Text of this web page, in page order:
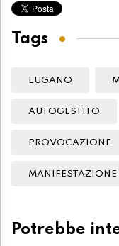
Tags
LUGANO
AUTOGESTITO
PROVOCAZIONE
MANIFESTAZIONE
Potrebbe